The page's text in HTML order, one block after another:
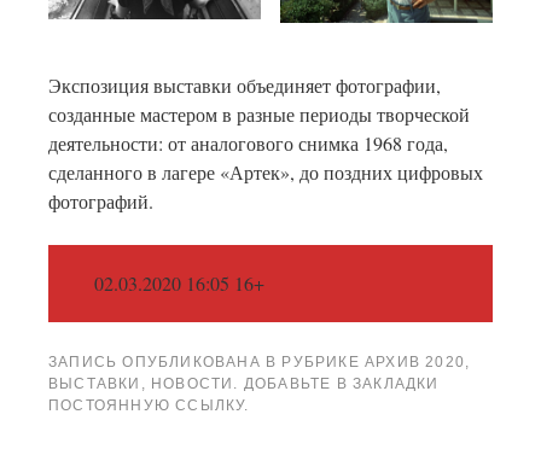
Экспозиция выставки объединяет фотографии,
созданные мастером в разные периоды творческой
деятельности: от аналогового снимка 1968 года,
сделанного в лагере «Артек», до поздних цифровых
фотографий.
02.03.2020 16:05 16+
ЗАПИСЬ ОПУБЛИКОВАНА В РУБРИКЕ АРХИВ 2020
ВЫСТАВКИ
НОВОСТИ
. ДОБАВЬТЕ В ЗАКЛАДКИ
ПОСТОЯННУЮ ССЫЛКУ.